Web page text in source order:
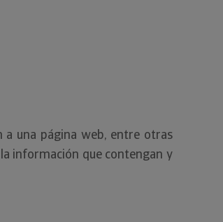
a una página web, entre otras
información que contengan y